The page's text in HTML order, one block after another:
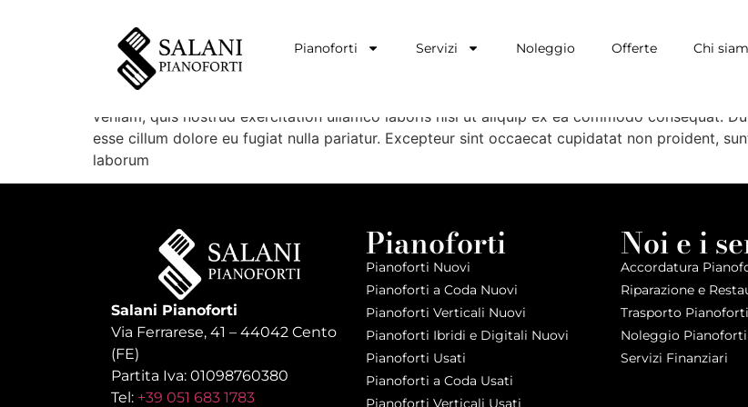
Pianoforti Servizi Noleggio Offerte Chi
Il pianoforte registrato
Lorem ipsum dolor sit amet, consectetur adipiscing elit, sed do eiusmod tempor incididunt ut
veniam, quis nostrud exercitation ullamco laboris nisi ut aliquip ex ea commodo consequat.
esse cillum dolore eu fugiat nulla pariatur. Excepteur sint occaecat cupidatat non proident,
laborum
Salani Pianoforti
Via Ferrarese, 41 – 44042 Cento
(FE)
Partita Iva: 01098760380
Tel: +39 051 683 1783
Pianoforti
Pianoforti Nuovi
Pianoforti a Coda Nuovi
Pianoforti Verticali Nuovi
Pianoforti Ibridi e Digitali Nuovi
Pianoforti Usati
Pianoforti a Coda Usati
Pianoforti Verticali Usati
Noi e i
Accordatura
Riparazione e
Trasporto Pianoforti
Noleggio Pianoforti
Servizi Finanziari